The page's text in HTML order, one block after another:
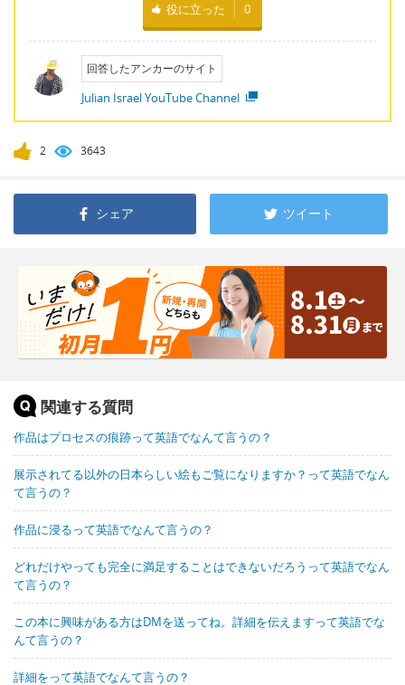
役に立った 0
回答したアンカーのサイト
Julian Israel YouTube Channel
2 3643
シェア ツイート
関連する質問
作品はプロセスの痕跡って英語でなんて言うの？
展示されてる以外の日本らしい絵もご覧になりますか？って英語でなん
て言うの？
作品に浸るって英語でなんて言うの？
どれだけやっても完全に満足することはできないだろうって英語でなん
て言うの？
この本に興味がある方はDMを送ってね。詳細を伝えますって英語でな
んて言うの？
詳細をって英語でなんて言うの？